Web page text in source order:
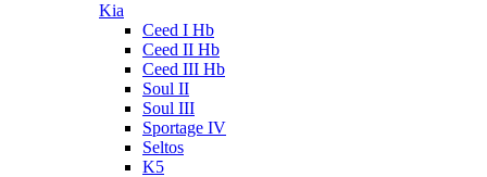
Kia
Ceed I Hb
Ceed II Hb
Ceed III Hb
Soul II
Soul III
Sportage IV
Seltos
K5